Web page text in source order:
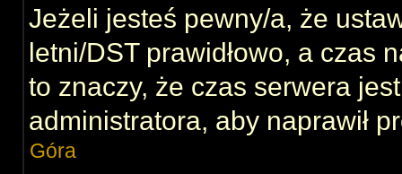
Jeżeli jesteś pewny/a, że
letni/DST prawidłowo, a czas
to znaczy, że czas serwera
administratora, aby naprawił
Góra